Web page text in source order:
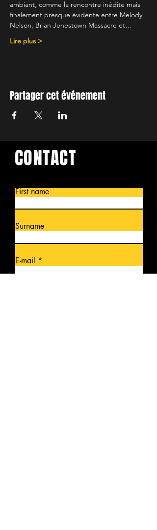
ambiant, comme la rencontre inédite mais
finalement presque évidente entre Melody
Nelson, Brian Jonestown Massacre et…
Lire plus >
Partager cet événement
First name
Surname
E-mail
CONTACT